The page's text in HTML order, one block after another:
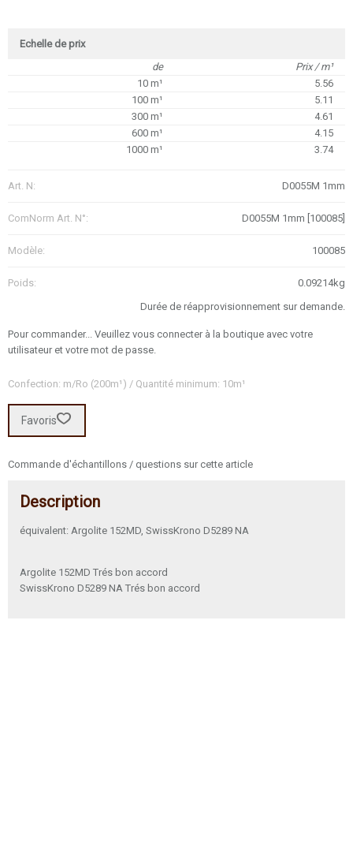
Echelle de prix
de
Prix / m¹
10 m¹
5.56
100 m¹
5.11
300 m¹
4.61
600 m¹
4.15
1000 m¹
3.74
Art. N: D0055M 1mm
ComNorm Art. N°: D0055M 1mm [100085]
Modèle: 100085
Poids:
0.09214kg
Durée de réapprovisionnement sur demande.
Pour commander... Veuillez vous connecter à la boutique avec votre
utilisateur et votre mot de passe.
Confection: m/Ro (200m¹) / Quantité minimum: 10m¹
Favoris
Commande d'échantillons / questions sur cette article
Description
équivalent: Argolite 152MD, SwissKrono D5289 NA
Argolite 152MD Trés bon accord
SwissKrono D5289 NA Trés bon accord